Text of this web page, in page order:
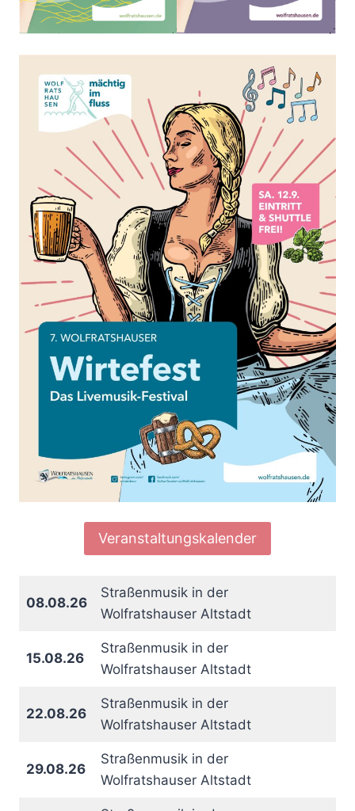
Veranstaltungskalender
08.08.26
Straßenmusik in der
Wolfratshauser Altstadt
15.08.26
Straßenmusik in der
Wolfratshauser Altstadt
22.08.26
Straßenmusik in der
Wolfratshauser Altstadt
29.08.26
Straßenmusik in der
Wolfratshauser Altstadt